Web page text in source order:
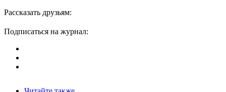
Рассказать друзьям:
Подписаться на журнал: